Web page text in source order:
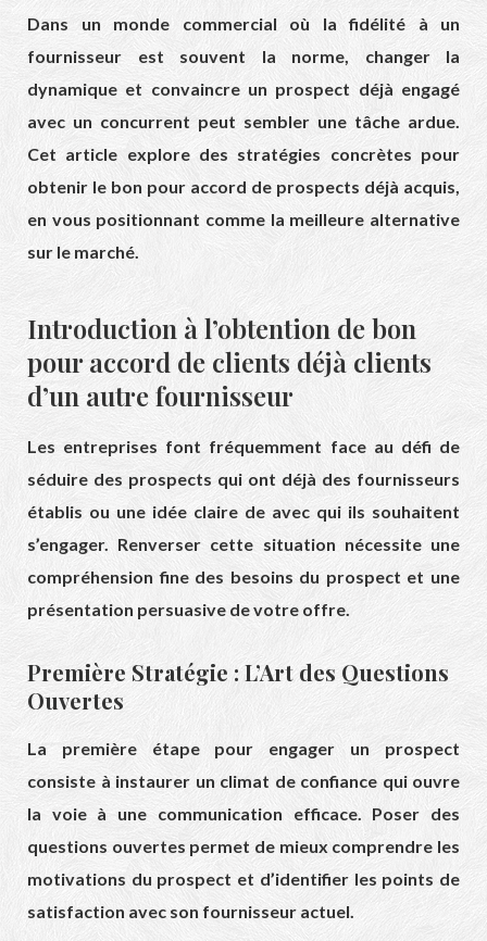
Dans un monde commercial où la fidélité à un
fournisseur est souvent la norme, changer la
dynamique et convaincre un prospect déjà engagé
avec un concurrent peut sembler une tâche ardue.
Cet article explore des stratégies concrètes pour
obtenir le bon pour accord de prospects déjà acquis,
en vous positionnant comme la meilleure alternative
sur le marché.
Introduction à l’obtention de bon
pour accord de clients déjà clients
d’un autre fournisseur
Les entreprises font fréquemment face au défi de
séduire des prospects qui ont déjà des fournisseurs
établis ou une idée claire de avec qui ils souhaitent
s’engager. Renverser cette situation nécessite une
compréhension fine des besoins du prospect et une
présentation persuasive de votre offre.
Première Stratégie : L’Art des Questions
Ouvertes
La première étape pour engager un prospect
consiste à instaurer un climat de confiance qui ouvre
la voie à une communication efficace. Poser des
questions ouvertes permet de mieux comprendre les
motivations du prospect et d’identifier les points de
satisfaction avec son fournisseur actuel.